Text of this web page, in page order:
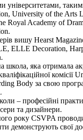
університетами,
University of the Arts
Royal Academy of
вишу Hearst
ELLE Decoration,
школа, яка отримала
комісії
Body за свою
– професійні
та дизайнери.
року CSVPA
демонструють свої